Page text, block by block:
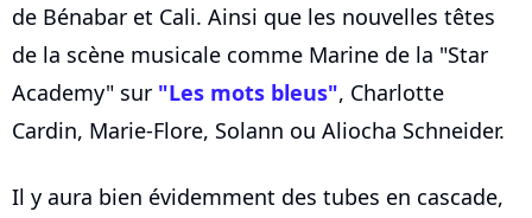
de Bénabar et Cali. Ainsi que les nouvelles têtes
de la scène musicale comme Marine de la "Star
Academy" sur "Les mots bleus", Charlotte
Cardin, Marie-Flore, Solann ou Aliocha Schneider.
Il y aura bien évidemment des tubes en cascade,